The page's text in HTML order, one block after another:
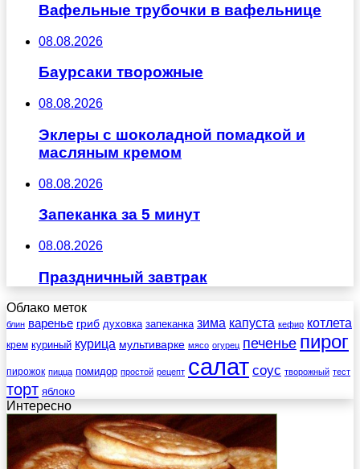
Вафельные трубочки в вафельнице
08.08.2026
Баурсаки творожные
08.08.2026
Эклеры с шоколадной помадкой и
масляным кремом
08.08.2026
Запеканка за 5 минут
08.08.2026
Праздничный завтрак
Облако меток
блин варенье гриб духовка запеканка зима капуста кефир котлета
крем куриный курица мультиварке мясо огурец печенье пирог
пирожок пицца помидор простой рецепт салат соус творожный тест
торт яблоко
Интересно